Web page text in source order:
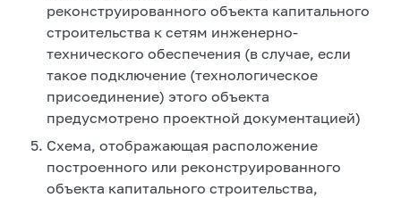
реконструированного объекта капитального
строительства к сетям инженерно-
технического обеспечения (в случае, если
такое подключение (технологическое
присоединение) этого объекта
предусмотрено проектной документацией)
Схема, отображающая расположение
построенного или реконструированного
объекта капитального строительства,